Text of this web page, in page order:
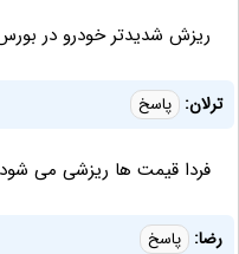
ریزش شدیدتر خودرو در بورس
ترلان: پاسخ
فردا قیمت ها ریزشی می شود
رضا: پاسخ